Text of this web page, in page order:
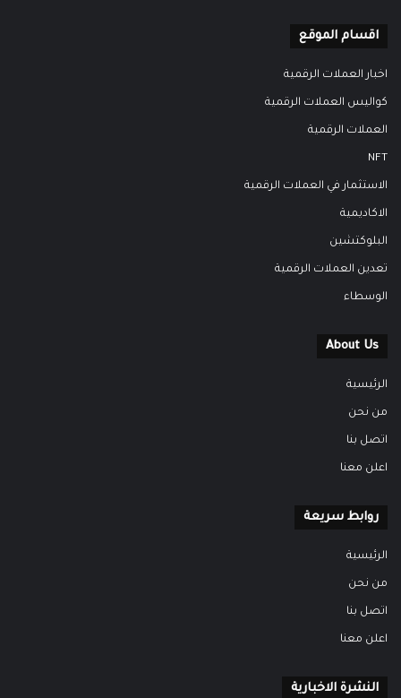
اقسام الموقع
اخبار العملات الرقمية
كواليس العملات الرقمية
العملات الرقمية
NFT
الاستثمار في العملات الرقمية
الاكاديمية
البلوكتشين
تعدين العملات الرقمية
الوسطاء
About Us
الرئيسية
من نحن
اتصل بنا
اعلن معنا
روابط سريعة
الرئيسية
من نحن
اتصل بنا
اعلن معنا
النشرة الاخبارية